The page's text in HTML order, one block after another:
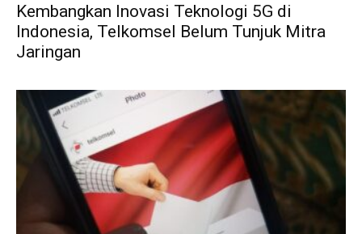
Kembangkan Inovasi Teknologi 5G di
Indonesia, Telkomsel Belum Tunjuk Mitra
Jaringan